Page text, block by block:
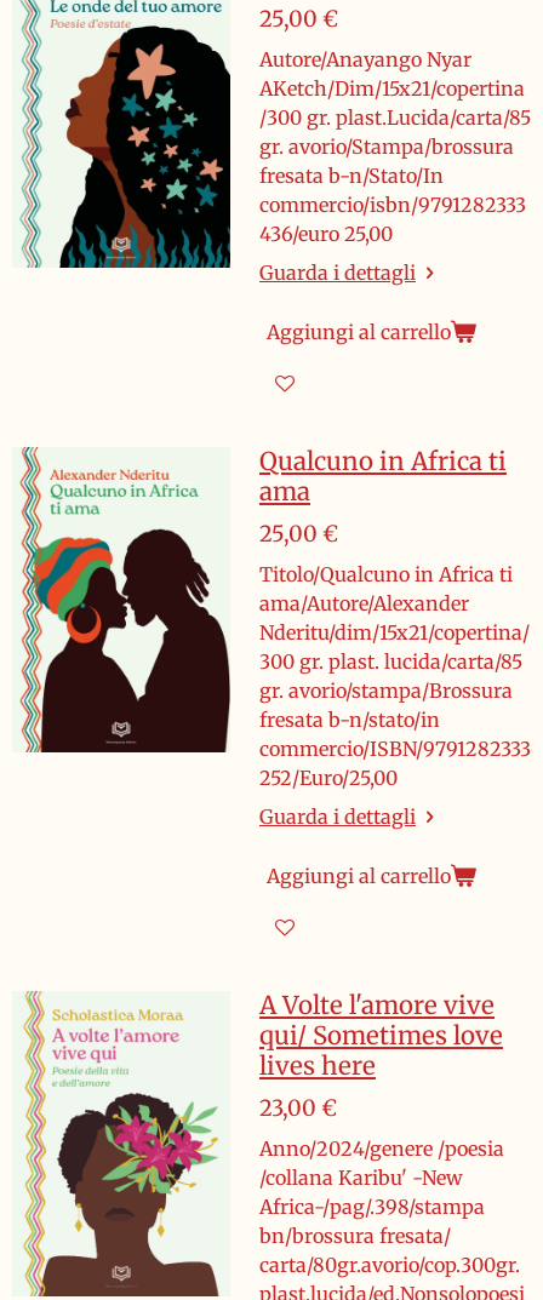
25,00 €
Autore/Anayango Nyar
AKetch/Dim/15x21/copertina
/300 gr. plast.Lucida/carta/85
gr. avorio/Stampa/brossura
fresata b-n/Stato/In
commercio/isbn/9791282333
436/euro 25,00
Guarda i dettagli
Aggiungi al carrello
Qualcuno in Africa ti
ama
25,00 €
Titolo/Qualcuno in Africa ti
ama/Autore/Alexander
Nderitu/dim/15x21/copertina/
300 gr. plast. lucida/carta/85
gr. avorio/stampa/Brossura
fresata b-n/stato/in
commercio/ISBN/9791282333
252/Euro/25,00
Guarda i dettagli
Aggiungi al carrello
A Volte l'amore vive
qui/ Sometimes love
lives here
23,00 €
Anno/2024/genere /poesia
/collana Karibu' -New
Africa-/pag/.398/stampa
bn/brossura fresata/
carta/80gr.avorio/cop.300gr.
plast.lucida/ed.Nonsolopoesi